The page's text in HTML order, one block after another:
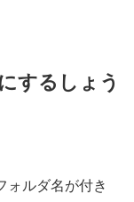
するしょう
ォルダ名が付き